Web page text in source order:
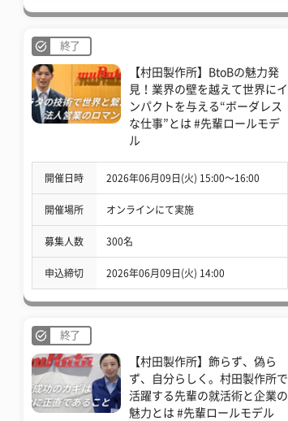
終了
【村田製作所】BtoBの魅力発
見！業界の壁を越えて世界にイ
ンパクトを与える“ボーダレス
な仕事”とは #先輩ロールモデ
ル
開催日時 2026年06月09日(火) 15:00〜16:00
開催場所 オンラインにて実施
募集人数 300名
申込締切 2026年06月09日(火) 14:00
終了
【村田製作所】飾らず、偽ら
ず、自分らしく。村田製作所で
活躍する先輩の就活術と企業の
魅力とは #先輩ロールモデル